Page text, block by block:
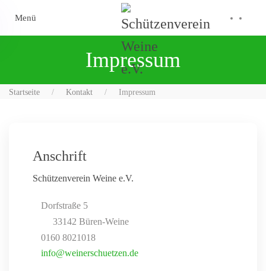
Skip to main content
Menü
Impressum
Startseite Kontakt Impressum
Anschrift
Schützenverein Weine e.V.
Dorfstraße 5
33142 Büren-Weine
0160 8021018
info@weinerschuetzen.de